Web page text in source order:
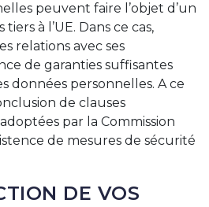
peuvent faire l’objet d’un
à l’UE. Dans ce cas,
relations avec ses
de garanties suffisantes
données personnelles. A ce
de clauses
par la Commission
de mesures de sécurité
DE VOS